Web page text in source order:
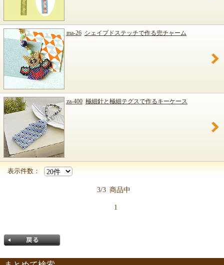
ma-26 シェイプドステッチで作る兜チャーム
za-400 極細針と極細テグスで作るキーケース
表示件数：
3/3 商品中
1